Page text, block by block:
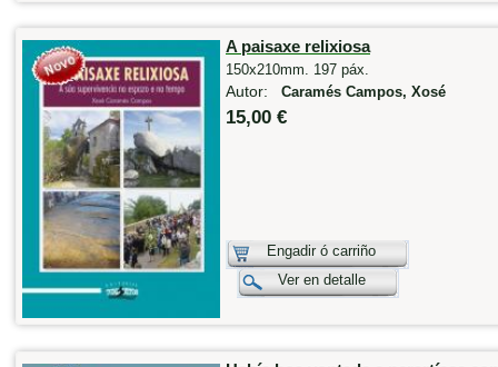
A paisaxe relixiosa
150x210mm. 197 páx.
Autor: Caramés Campos, Xosé
15,00 €
Engadir ó carriño
Ver en detalle